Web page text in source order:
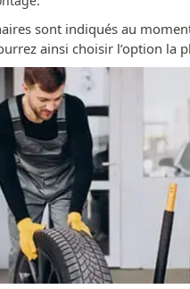
sont indiqués au
ainsi choisir l’option la